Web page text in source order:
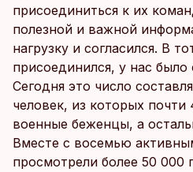
присоединиться к их
полезной и важной
нагрузку и согласился. В
присоединился, у нас было
Сегодня это число
человек, из которых почти
военные беженцы, а
Вместе с восемью
просмотрели более 50 000